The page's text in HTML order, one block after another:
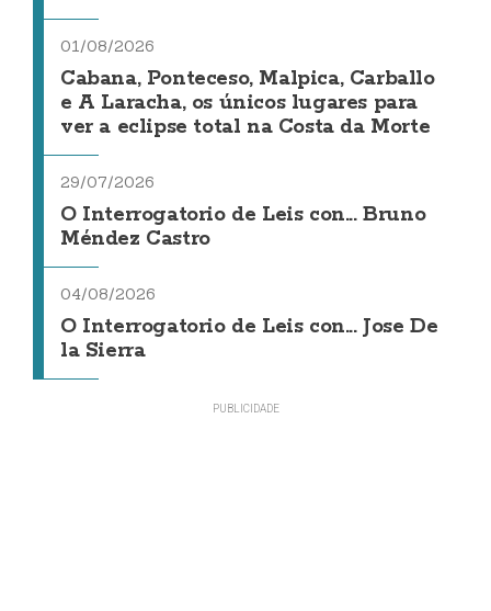
01/08/2026
Cabana, Ponteceso, Malpica, Carballo
e A Laracha, os únicos lugares para
ver a eclipse total na Costa da Morte
29/07/2026
O Interrogatorio de Leis con... Bruno
Méndez Castro
04/08/2026
O Interrogatorio de Leis con... Jose De
la Sierra